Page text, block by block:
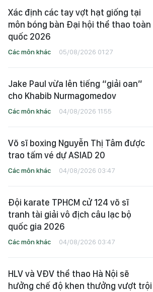
Xác định các tay vợt hạt giống tại
môn bóng bàn Đại hội thể thao toàn
quốc 2026
Các môn khác 05/08/2026 01:27
Jake Paul vừa lên tiếng “giải oan”
cho Khabib Nurmagomedov
Các môn khác 04/08/2026 11:55
Võ sĩ boxing Nguyễn Thị Tâm được
trao tấm vé dự ASIAD 20
Các môn khác 04/08/2026 03:47
Đội karate TPHCM cử 124 võ sĩ
tranh tài giải vô địch câu lạc bộ
quốc gia 2026
Các môn khác 04/08/2026 03:47
HLV và VĐV thể thao Hà Nội sẽ
hưởng chế độ khen thưởng vượt trội